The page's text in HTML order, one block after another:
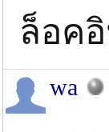
ล็อค
wa